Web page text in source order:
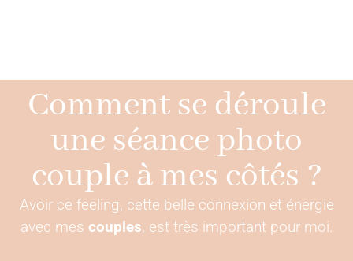
VIVEZ UNE ODE À
L'AMOUR
Comment se déroule
une séance photo
couple à mes côtés ?
Avoir ce feeling, cette belle connexion et énergie
avec mes couples, est très important pour moi.